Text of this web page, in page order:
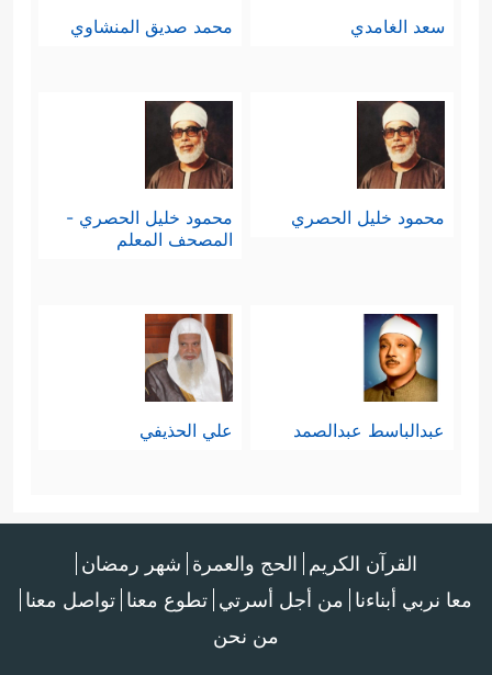
سعد الغامدي محمد صديق المنشاوي
محمود خليل الحصري
محمود خليل الحصري -
المصحف المعلم
عبدالباسط عبدالصمد علي الحذيفي
القرآن الكريم الحج والعمرة شهر رمضان
معا نربي أبناءنا من أجل أسرتي تطوع معنا تواصل معنا
من نحن